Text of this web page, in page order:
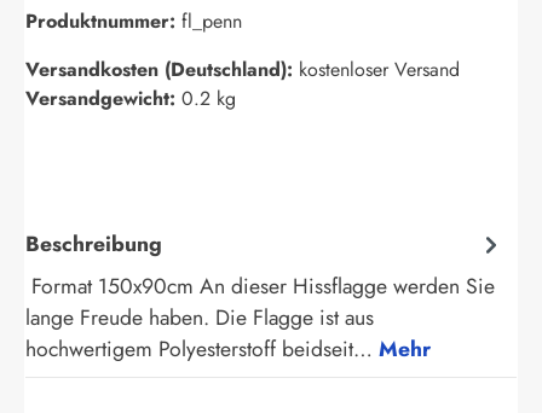
Produktnummer: fl_penn
Versandkosten (Deutschland): kostenloser Versand
Versandgewicht: 0.2 kg
Beschreibung
Format 150x90cm An dieser Hissflagge werden Sie
lange Freude haben. Die Flagge ist aus
hochwertigem Polyesterstoff beidseit… Mehr